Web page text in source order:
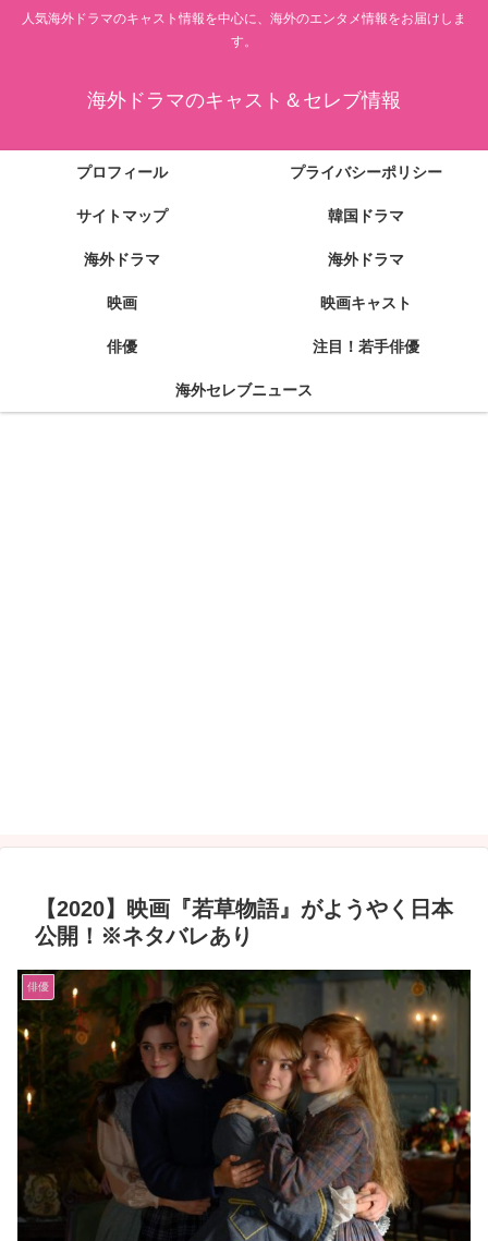
人気海外ドラマのキャスト情報を中心に、海外のエンタメ情報をお届けしま
す。
海外ドラマのキャスト＆セレブ情報
プロフィール プライバシーポリシー
サイトマップ 韓国ドラマ
海外ドラマ 海外ドラマ
映画 映画キャスト
俳優 注目！若手俳優
海外セレブニュース
【2020】映画『若草物語』がようやく日本
公開！※ネタバレあり
俳優